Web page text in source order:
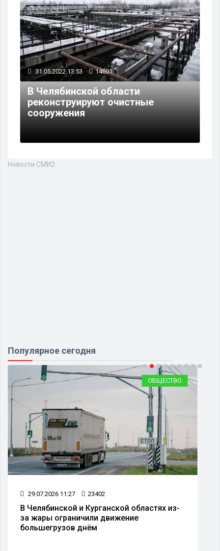
31.05.2022 13:53 14601
В Челябинской области
реконструируют очистные
сооружения
Новости СМИ2
Популярное сегодня
ОБЩЕСТВО
29.07.2026 11:27 23402
В Челябинской и Курганской областях из-
за жары ограничили движение
большегрузов днём